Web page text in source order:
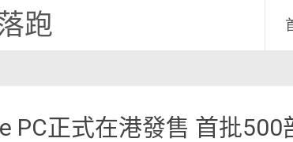
跑
PC正式在港發售 首批